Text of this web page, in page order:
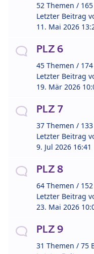
52 Themen /
Letzter Beitrag
11. Mai 2026
PLZ 6
45 Themen /
Letzter Beitrag
19. Mär 2026
PLZ 7
37 Themen /
Letzter Beitrag
9. Jul 2026 16:41
PLZ 8
64 Themen /
Letzter Beitrag
23. Mai 2026
PLZ 9
31 Themen / 75